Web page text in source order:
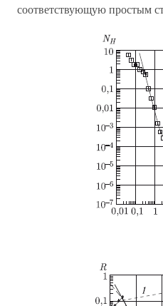
соответствующую простым